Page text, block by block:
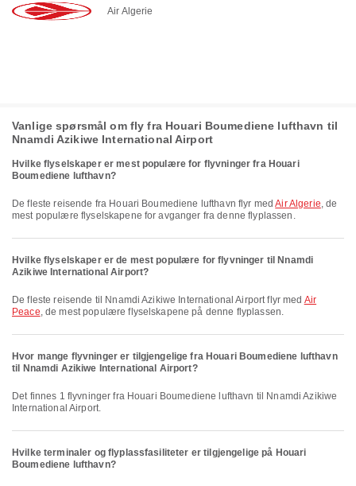
Air Algerie
Vanlige spørsmål om fly fra Houari Boumediene lufthavn til
Nnamdi Azikiwe International Airport
Hvilke flyselskaper er mest populære for flyvninger fra Houari
Boumediene lufthavn?
De fleste reisende fra Houari Boumediene lufthavn flyr medAir Algerie, de
mest populære flyselskapene for avganger fra denne flyplassen.
Hvilke flyselskaper er de mest populære for flyvninger til Nnamdi
Azikiwe International Airport?
De fleste reisende til Nnamdi Azikiwe International Airport flyr med Air
Peace, de mest populære flyselskapene på denne flyplassen.
Hvor mange flyvninger er tilgjengelige fra Houari Boumediene lufthavn
til Nnamdi Azikiwe International Airport?
Det finnes 1 flyvninger fra Houari Boumediene lufthavn til Nnamdi Azikiwe
International Airport.
Hvilke terminaler og flyplassfasiliteter er tilgjengelige på Houari
Boumediene lufthavn?